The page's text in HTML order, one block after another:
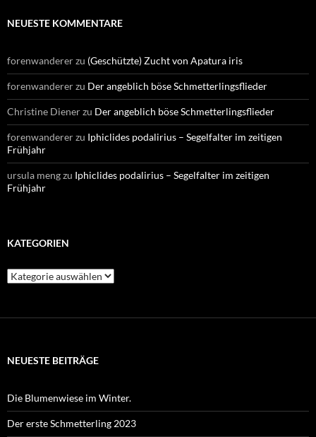
NEUESTE KOMMENTARE
forenwandererzu (Geschützte) Zucht von Apatura iris
forenwandererzu Der angeblich böse Schmetterlingsflieder
Christine Dienerzu Der angeblich böse Schmetterlingsflieder
forenwandererzu Iphiclides podalirius – Segelfalter im zeitigen
Frühjahr
ursula mengzu Iphiclides podalirius – Segelfalter im zeitigen
Frühjahr
KATEGORIEN
Kategorien
NEUESTE BEITRÄGE
Die Blumenwiese im Winter.
Der erste Schmetterling 2023